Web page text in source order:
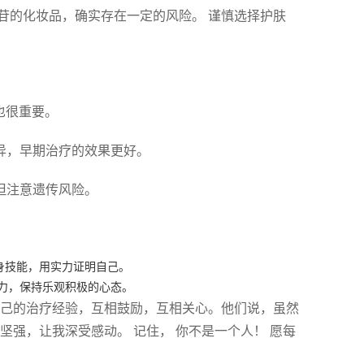
的化妆品，确实存在一定的风险。 谨慎选择护肤
重要。
早期治疗的效果更好。
意遗传风险。
能，用实力证明自己。
保持乐观积极的心态。
的治疗经验，互相鼓励，互相关心。他们说，虽然
强，让我深受感动。 记住， 你不是一个人！ 愿每